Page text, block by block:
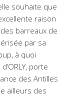
souhaite que
raison
barreaux de
par sa
à quoi
porte
des Antilles
ailleurs des